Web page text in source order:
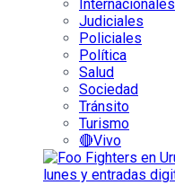
Internacionales
Judiciales
Policiales
Política
Salud
Sociedad
Tránsito
Turismo
🔴Vivo